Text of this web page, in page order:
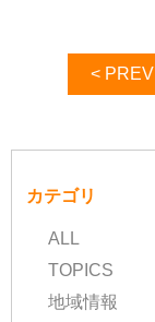
< PREV
カテゴリ
ALL
TOPICS
地域情報